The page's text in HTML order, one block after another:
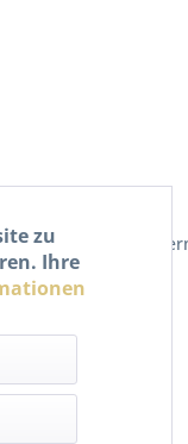
da bei 4-Takt-
Takt Roller"
zu
Ihre